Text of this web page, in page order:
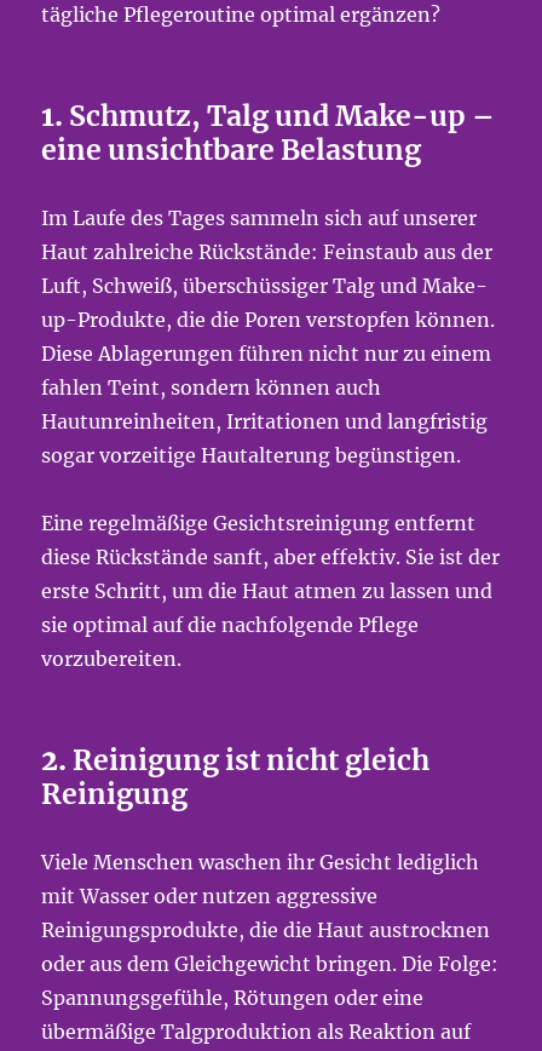
tägliche Pflegeroutine optimal ergänzen?
1. Schmutz, Talg und Make-up –
eine unsichtbare Belastung
Im Laufe des Tages sammeln sich auf unserer
Haut zahlreiche Rückstände: Feinstaub aus der
Luft, Schweiß, überschüssiger Talg und Make-
up-Produkte, die die Poren verstopfen können.
Diese Ablagerungen führen nicht nur zu einem
fahlen Teint, sondern können auch
Hautunreinheiten, Irritationen und langfristig
sogar vorzeitige Hautalterung begünstigen.
Eine regelmäßige Gesichtsreinigung entfernt
diese Rückstände sanft, aber effektiv. Sie ist der
erste Schritt, um die Haut atmen zu lassen und
sie optimal auf die nachfolgende Pflege
vorzubereiten.
2.Reinigung ist nicht gleich
Reinigung
Viele Menschen waschen ihr Gesicht lediglich
mit Wasser oder nutzen aggressive
Reinigungsprodukte, die die Haut austrocknen
oder aus dem Gleichgewicht bringen. Die Folge:
Spannungsgefühle, Rötungen oder eine
übermäßige Talgproduktion als Reaktion auf